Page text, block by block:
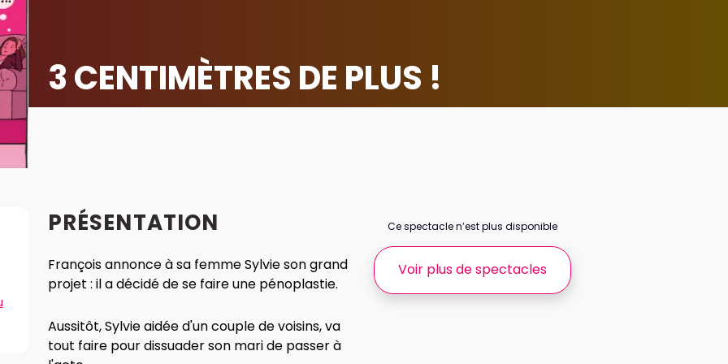
3 CENTIMÈTRES DE PLUS !
PRÉSENTATION
François annonce à sa femme Sylvie son grand
projet : il a décidé de se faire une pénoplastie.
Aussitôt, Sylvie aidée d'un couple de voisins, va
tout faire pour dissuader son mari de passer à
Ce spectacle n’est plus disponible
Voir plus de spectacles